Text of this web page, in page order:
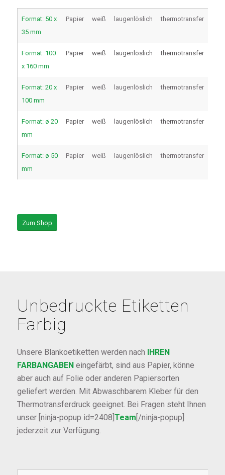
Format: 50 x
35 mm
Papier weiß laugenlöslich thermotransfer
Format: 100
x 160 mm
Papier weiß laugenlöslich thermotransfer
Format: 20 x
100 mm
Papier weiß laugenlöslich thermotransfer
Format: ø 20
mm
Papier weiß laugenlöslich thermotransfer
Format: ø 50
mm
Papier weiß laugenlöslich thermotransfer
Zum Shop
Unbedruckte Etiketten
Farbig
Unsere Blankoetiketten werden nach IHREN
FARBANGABENeingefärbt, sind aus Papier, könne
aber auch auf Folie oder anderen Papiersorten
geliefert werden. Mit Abwaschbarem Kleber für den
Thermotransferdruck geeignet. Bei Fragen steht Ihnen
unser [ninja-popup id=2408] Team [/ninja-popup]
jederzeit zur Verfügung.